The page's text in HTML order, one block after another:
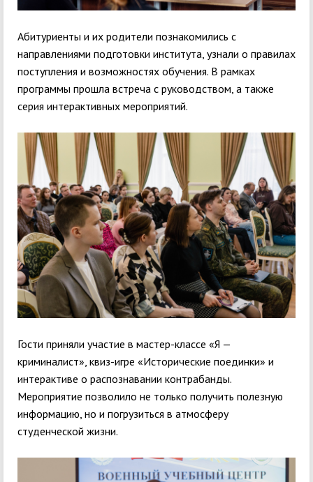
Абитуриенты и их родители познакомились с
направлениями подготовки института, узнали о правилах
поступления и возможностях обучения. В рамках
программы прошла встреча с руководством, а также
серия интерактивных мероприятий.
Гости приняли участие в мастер-классе «Я —
криминалист», квиз-игре «Исторические поединки» и
интерактиве о распознавании контрабанды.
Мероприятие позволило не только получить полезную
информацию, но и погрузиться в атмосферу
студенческой жизни.